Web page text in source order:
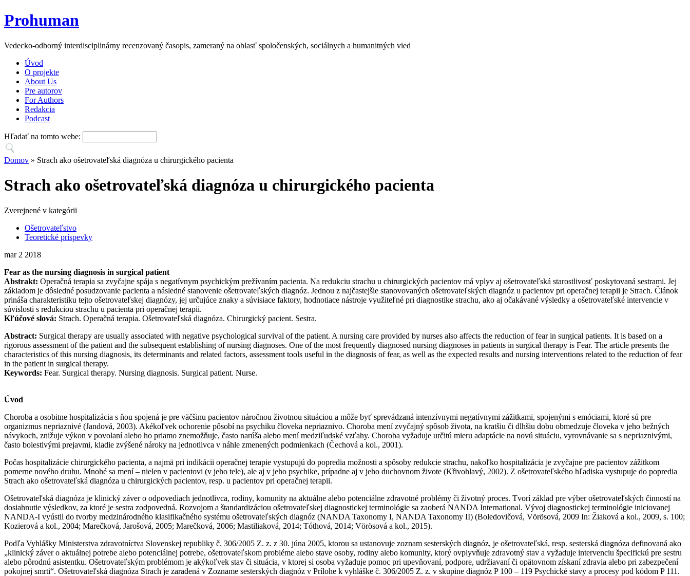
Prohuman
Vedecko-odborný interdisciplinárny recenzovaný časopis, zameraný na oblasť spoločenských, sociálnych a humanitných vied
Úvod
O projekte
About Us
Pre autorov
For Authors
Redakcia
Podcast
Hľadať na tomto webe:
Domov » Strach ako ošetrovateľská diagnóza u chirurgického pacienta
Strach ako ošetrovateľská diagnóza u chirurgického pacienta
Zverejnené v kategórii
Ošetrovateľstvo
Teoretické príspevky
mar 2 2018
Fear as the nursing diagnosis in surgical patient
Abstrakt: Operačná terapia sa zvyčajne spája s negatívnym psychickým prežívaním pacienta. Na redukciu strachu u chirurgických pacientov má vplyv aj ošetrovateľská starostlivosť poskytovaná sestrami. Jej
základom je dôsledné posudzovanie pacienta a následné stanovenie ošetrovateľských diagnóz. Jednou z najčastejšie stanovovaných ošetrovateľských diagnóz u pacientov pri operačnej terapii je Strach. Článok
prináša charakteristiku tejto ošetrovateľskej diagnózy, jej určujúce znaky a súvisiace faktory, hodnotiace nástroje využiteľné pri diagnostike strachu, ako aj očakávané výsledky a ošetrovateľské intervencie v
súvislosti s redukciou strachu u pacienta pri operačnej terapii.
Kľúčové slová: Strach. Operačná terapia. Ošetrovateľská diagnóza. Chirurgický pacient. Sestra.
Abstract: Surgical therapy are usually associated with negative psychological survival of the patient. A nursing care provided by nurses also affects the reduction of fear in surgical patients. It is based on a
rigorous assessment of the patient and the subsequent establishing of nursing diagnoses. One of the most frequently diagnosed nursing diagnoses in patients in surgical therapy is Fear. The article presents the
characteristics of this nursing diagnosis, its determinants and related factors, assessment tools useful in the diagnosis of fear, as well as the expected results and nursing interventions related to the reduction of fear
in the patient in surgical therapy.
Keywords: Fear. Surgical therapy. Nursing diagnosis. Surgical patient. Nurse.
Úvod
Choroba a osobitne hospitalizácia s ňou spojená je pre väčšinu pacientov náročnou životnou situáciou a môže byť sprevádzaná intenzívnymi negatívnymi zážitkami, spojenými s emóciami, ktoré sú pre
organizmus nepriaznivé (Jandová, 2003). Akékoľvek ochorenie pôsobí na psychiku človeka nepriaznivo. Choroba mení zvyčajný spôsob života, na kratšiu či dlhšiu dobu obmedzuje človeka v jeho bežných
návykoch, znižuje výkon v povolaní alebo ho priamo znemožňuje, často narúša alebo mení medziľudské vzťahy. Choroba vyžaduje určitú mieru adaptácie na novú situáciu, vyrovnávanie sa s nepriaznivými,
často bolestivými prejavmi, kladie zvýšené nároky na jednotlivca v náhle zmenených podmienkach (Čechová a kol., 2001).
Počas hospitalizácie chirurgického pacienta, a najmä pri indikácii operačnej terapie vystupujú do popredia možnosti a spôsoby redukcie strachu, nakoľko hospitalizácia je zvyčajne pre pacientov zážitkom
pomerne nového druhu. Mnohé sa mení – nielen v pacientovi (v jeho tele), ale aj v jeho psychike, prípadne aj v jeho duchovnom živote (Křivohlavý, 2002). Z ošetrovateľského hľadiska vystupuje do popredia
Strach ako ošetrovateľská diagnóza u chirurgických pacientov, resp. u pacientov pri operačnej terapii.
Ošetrovateľská diagnóza je klinický záver o odpovediach jednotlivca, rodiny, komunity na aktuálne alebo potenciálne zdravotné problémy či životný proces. Tvorí základ pre výber ošetrovateľských činností na
dosiahnutie výsledkov, za ktoré je sestra zodpovedná. Rozvojom a štandardizáciou ošetrovateľskej diagnostickej terminológie sa zaoberá NANDA International. Vývoj diagnostickej terminológie iniciovanej
NANDA-I vyústil do tvorby medzinárodného klasifikačného systému ošetrovateľských diagnóz (NANDA Taxonomy I, NANDA Taxonomy II) (Boledovičová, Vörösová, 2009 In: Žiaková a kol., 2009, s. 100;
Kozierová a kol., 2004; Marečková, Jarošová, 2005; Marečková, 2006; Mastiliaková, 2014; Tóthová, 2014; Vörösová a kol., 2015).
Podľa Vyhlášky Ministerstva zdravotníctva Slovenskej republiky č. 306/2005 Z. z. z 30. júna 2005, ktorou sa ustanovuje zoznam sesterských diagnóz, je ošetrovateľská, resp. sesterská diagnóza definovaná ako
„klinický záver o aktuálnej potrebe alebo potenciálnej potrebe, ošetrovateľskom probléme alebo stave osoby, rodiny alebo komunity, ktorý ovplyvňuje zdravotný stav a vyžaduje intervenciu špecifickú pre sestru
alebo pôrodnú asistentku. Ošetrovateľským problémom je akýkoľvek stav či situácia, v ktorej si osoba vyžaduje pomoc pri upevňovaní, podpore, udržiavaní či opätovnom získaní zdravia alebo pri zabezpečení
pokojnej smrti“. Ošetrovateľská diagnóza Strach je zaradená v Zozname sesterských diagnóz v Prílohe k vyhláške č. 306/2005 Z. z. v skupine diagnóz P 100 – 119 Psychické stavy a procesy pod kódom P 111.